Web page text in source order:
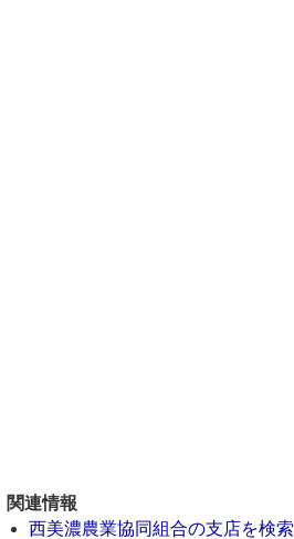
関連情報
西美濃農業協同組合の支店を検索